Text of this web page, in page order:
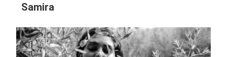
Samira